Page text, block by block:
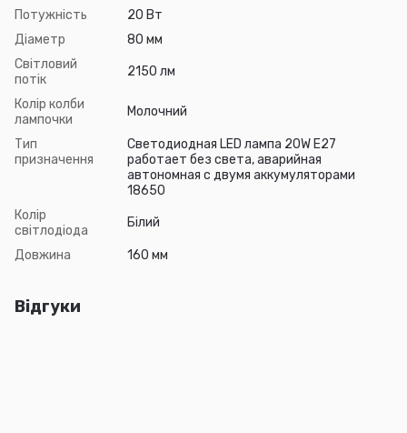
Потужність
20 Вт
Діаметр
80 мм
Світловий
потік
2150 лм
Колір колби
лампочки
Молочний
Тип
призначення
Светодиодная LED лампа 20W E27
работает без света, аварийная
автономная с двумя аккумуляторами
18650
Колір
світлодіода
Білий
Довжина 160 мм
Відгуки